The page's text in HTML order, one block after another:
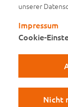
©
unserer
Impressum
Cookie-
Nicht